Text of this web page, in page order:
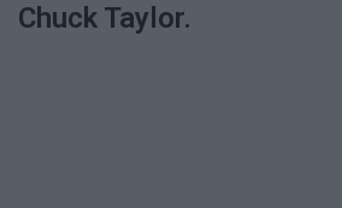
Chuck Taylor.